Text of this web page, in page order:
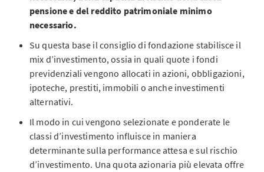
pensione e del reddito patrimoniale minimo
necessario.
Su questa base il consiglio di fondazione stabilisce il
mix d’investimento, ossia in quali quote i fondi
previdenziali vengono allocati in azioni, obbligazioni,
ipoteche, prestiti, immobili o anche investimenti
alternativi.
Il modo in cui vengono selezionate e ponderate le
classi d’investimento influisce in maniera
determinante sulla performance attesa e sul rischio
d’investimento. Una quota azionaria più elevata offre